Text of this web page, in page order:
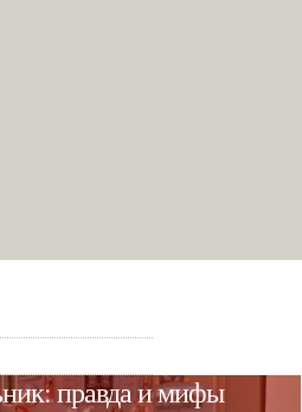
правда и мифы